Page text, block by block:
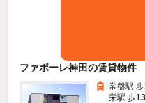
ファボーレ神田の賃貸物件
常盤駅 歩
栄駅 歩13